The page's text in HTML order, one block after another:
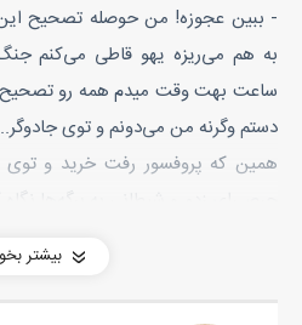
- ببین عجوزه! من حوصله تصحیح این
به هم می‌ریزه یهو قاطی می‌کنم
ساعت بهت وقت میدم همه رو
دستم وگرنه من می‌دونم و توی
همین که پروفسور رفت خرید و توی
اتفاقا برای آیندشون مفید به نظر
بیشتر